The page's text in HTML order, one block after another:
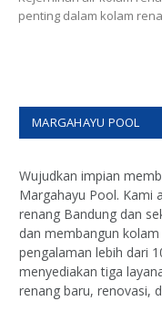
penting dalam kolam
MARGAHAYU POOL
Wujudkan impian
Margahayu Pool. Kami
renang Bandung dan
dan membangun
pengalaman lebih dari
menyediakan tiga
renang baru, renovasi,